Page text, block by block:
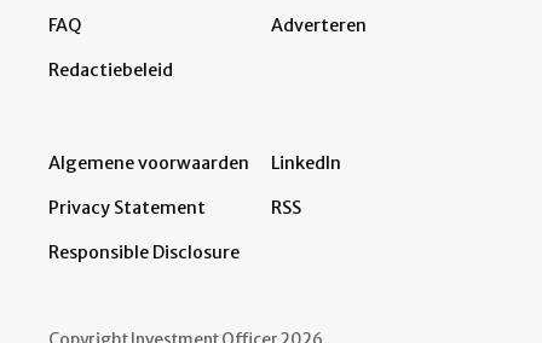
FAQ
Redactiebeleid
Adverteren
Algemene voorwaarden
Privacy Statement
Responsible Disclosure
LinkedIn
RSS